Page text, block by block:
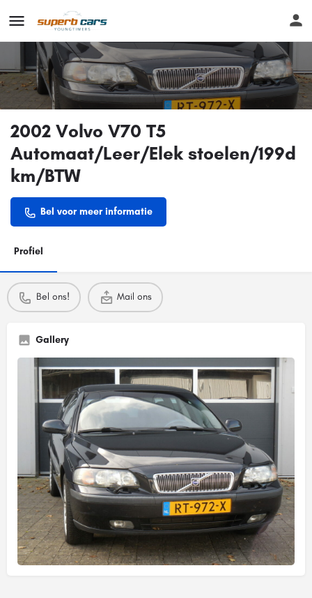
2002 Volvo V70 T5
Automaat/Leer/Elek stoelen/199d
km/BTW
Bel voor meer informatie
Profiel
Bel ons! Mail ons
Gallery